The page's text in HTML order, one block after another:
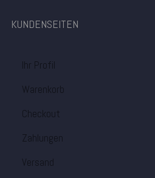
KUNDENSEITEN
Ihr Profil
Warenkorb
Checkout
Zahlungen
Versand